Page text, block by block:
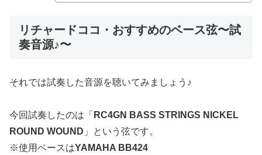
リチャードココ・おすすめのベース弦〜試
奏音源♪〜
それでは試奏した音源を聴いてみましょう♪
今回試奏したのは「 RC4GN BASS STRINGS NICKEL
ROUND WOUND 」という弦です。
※使用ベースはYAMAHA BB424